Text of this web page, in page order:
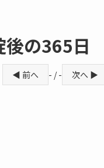
の365日
◀ 前へ - / - 次へ ▶